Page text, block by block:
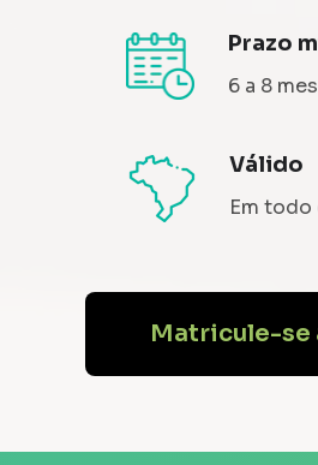
Válido
Prazo
6 a 8
Em todo
Matricule-se